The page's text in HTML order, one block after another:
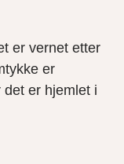
er vernet etter
er
er hjemlet i